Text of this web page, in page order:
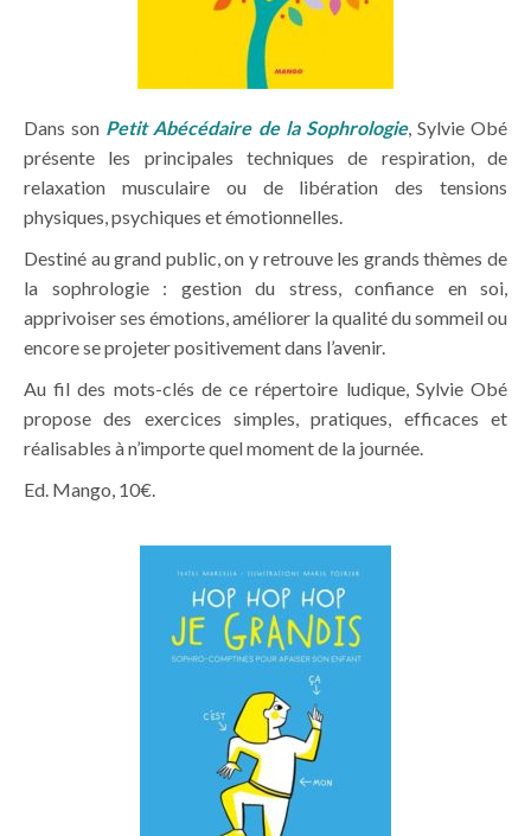
Dans son Petit Abécédaire de la Sophrologie, Sylvie Obé
présente les principales techniques de respiration, de
relaxation musculaire ou de libération des tensions
physiques, psychiques et émotionnelles.
Destiné au grand public, on y retrouve les grands thèmes de
la sophrologie : gestion du stress, confiance en soi,
apprivoiser ses émotions, améliorer la qualité du sommeil ou
encore se projeter positivement dans l’avenir.
Au fil des mots-clés de ce répertoire ludique, Sylvie Obé
propose des exercices simples, pratiques, efficaces et
réalisables à n’importe quel moment de la journée.
Ed. Mango, 10€.